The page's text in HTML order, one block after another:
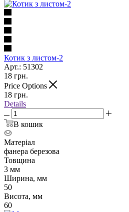
Котик з листом-2
Арт.: 51302
18 грн.
Price Options
18 грн.
Details
В кошик
Матеріал
фанера березова
Товщина
3 мм
Ширина, мм
50
Висота, мм
60